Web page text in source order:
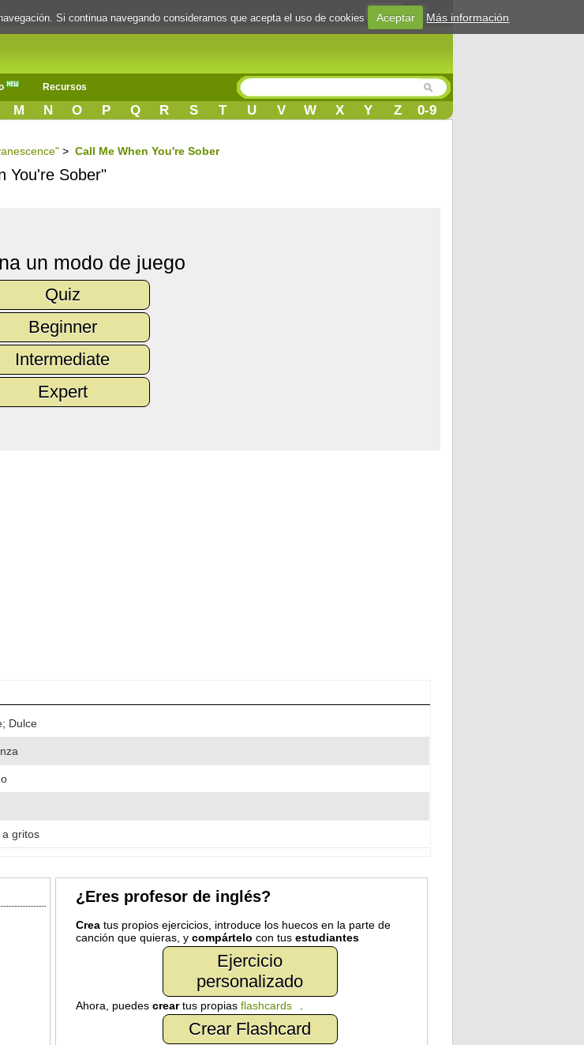
Login
Recursos
M N O P Q R S T U V W X Y Z 0-9
> Call Me When You're Sober
You're Sober"
un modo de juego
Quiz
Beginner
Intermediate
Expert
Dulce
a gritos
¿Eres profesor de inglés?
Creatus propios ejercicios, introduce los huecos en la parte de
canción que quieras, y compártelo con tus estudiantes
Ejercicio
personalizado
Ahora, puedes creartus propias flashcards
Crear Flashcard
Si continua navegando consideramos que acepta el uso de cookies Aceptar Más información